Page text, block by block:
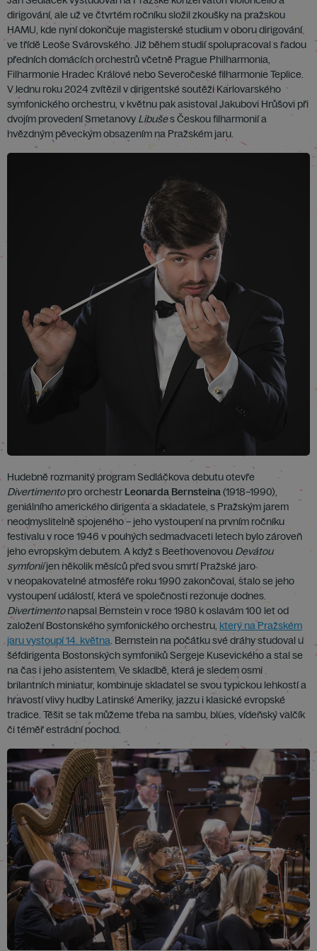
dirigování, ale už ve čtvrtém ročníku složil zkoušky na pražskou
HAMU, kde nyní dokončuje magisterské studium v oboru dirigování
ve třídě Leoše Svárovského. Již během studií spolupracoval s řadou
předních domácích orchestrů včetně Prague Philharmonia,
Filharmonie Hradec Králové nebo Severočeské filharmonie Teplice.
V lednu roku 2024 zvítězil v dirigentské soutěži Karlovarského
symfonického orchestru, v květnu pak asistoval Jakubovi Hrůšovi při
dvojím provedení Smetanovy Libušes Českou filharmonií a
hvězdným pěveckým obsazením na Pražském jaru.
Hudebně rozmanitý program Sedláčkova debutu otevře
Divertimentopro orchestr Leonarda Bernsteina(1918–1990),
geniálního amerického dirigenta a skladatele, s Pražským jarem
neodmyslitelně spojeného – jeho vystoupení na prvním ročníku
festivalu v roce 1946 v pouhých sedmadvaceti letech bylo zároveň
jeho evropským debutem. A když s Beethovenovou Devátou
symfoniíjen několik měsíců před svou smrtí Pražské jaro
v neopakovatelné atmosféře roku 1990 zakončoval, stalo se jeho
vystoupení událostí, která ve společnosti rezonuje dodnes.
Divertimentonapsal Bernstein v roce 1980 k oslavám 100 let od
založení Bostonského symfonického orchestru, který na Pražském
jaru vystoupí 14. května. Bernstein na počátku své dráhy studoval u
šéfdirigenta Bostonských symfoniků Sergeje Kusevického a stal se
na čas i jeho asistentem. Ve skladbě, která je sledem osmi
brilantních miniatur, kombinuje skladatel se svou typickou lehkostí a
hravostí vlivy hudby Latinské Ameriky, jazzu i klasické evropské
tradice. Těšit se tak můžeme třeba na sambu, blues, vídeňský valčík
či téměř estrádní pochod.